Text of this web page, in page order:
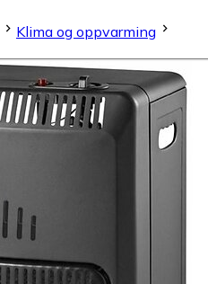
Klima og oppvarming